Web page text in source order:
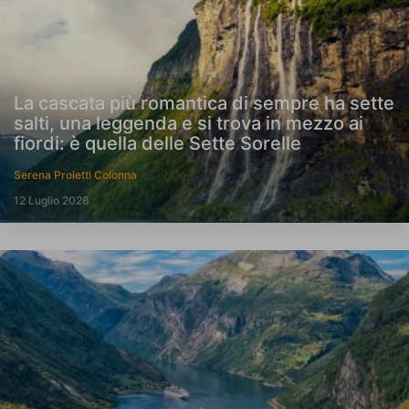
La cascata più romantica di sempre ha sette
salti, una leggenda e si trova in mezzo ai
fiordi: è quella delle Sette Sorelle
Serena Proietti Colonna
12 Luglio 2026